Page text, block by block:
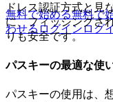
無料で始める無料で
わせる ログインログ
ドレス認証方式と見
に、フィッシングさ
りも安全です。
パスキーの最適な使
パスキーの使用は、